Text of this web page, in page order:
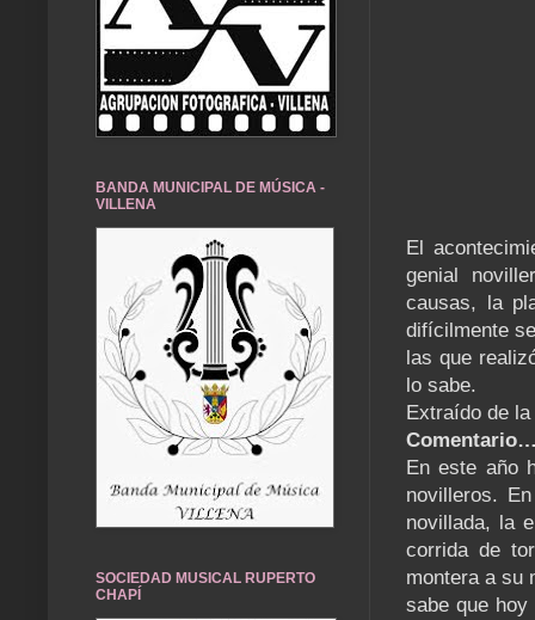
El
genial
causas, la
difícilmente
las que
lo sabe.
Extraído de
En este año
novilleros.
novillada, la
corrida de
montera a su
sabe que
BANDA MUNICIPAL DE MÚSICA -
VILLENA
SOCIEDAD MUSICAL RUPERTO
CHAPÍ